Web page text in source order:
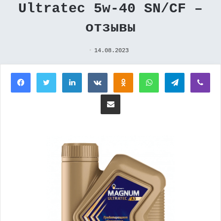
Ultratec 5w-40 SN/CF –
отзывы
14.08.2023
FacebookTwitterLinkedInВконтактеОдноклассники
WhatsAppTelegram
Поделиться через электронную почту